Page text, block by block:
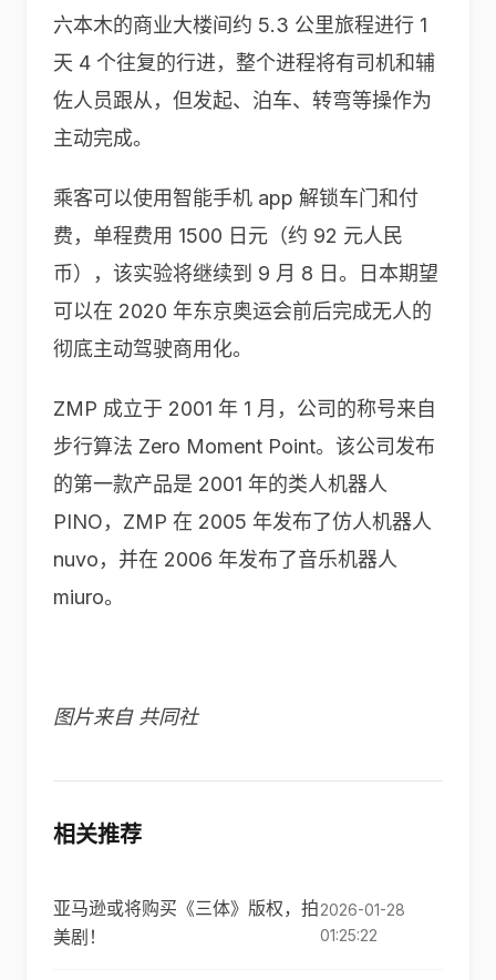
六本木的商业大楼间约 5.3 公里旅程进行 1
天 4 个往复的行进，整个进程将有司机和辅
佐人员跟从，但发起、泊车、转弯等操作为
主动完成。
乘客可以使用智能手机 app 解锁车门和付
费，单程费用 1500 日元（约 92 元人民
币），该实验将继续到 9 月 8 日。日本期望
可以在 2020 年东京奥运会前后完成无人的
彻底主动驾驶商用化。
ZMP 成立于 2001 年 1 月，公司的称号来自
步行算法 Zero Moment Point。该公司发布
的第一款产品是 2001 年的类人机器人
PINO，ZMP 在 2005 年发布了仿人机器人
nuvo，并在 2006 年发布了音乐机器人
miuro。
图片来自 共同社
相关推荐
亚马逊或将购买《三体》版权，拍
美剧！
2026-01-28
01:25:22